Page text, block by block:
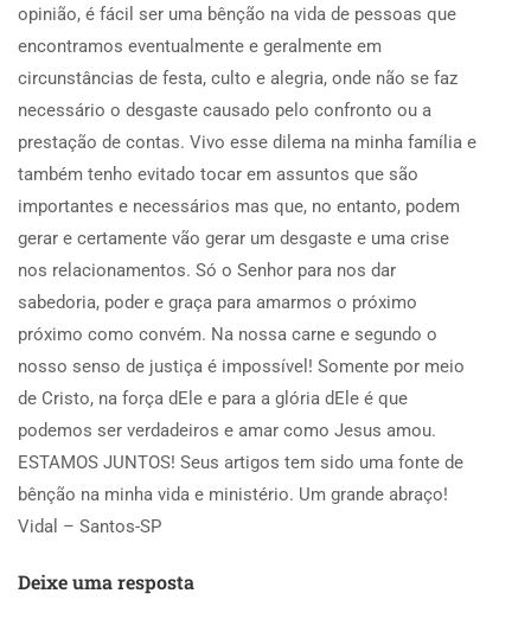
opinião, é fácil ser uma bênção na vida de pessoas que
encontramos eventualmente e geralmente em
circunstâncias de festa, culto e alegria, onde não se faz
necessário o desgaste causado pelo confronto ou a
prestação de contas. Vivo esse dilema na minha família e
também tenho evitado tocar em assuntos que são
importantes e necessários mas que, no entanto, podem
gerar e certamente vão gerar um desgaste e uma crise
nos relacionamentos. Só o Senhor para nos dar
sabedoria, poder e graça para amarmos o próximo
próximo como convém. Na nossa carne e segundo o
nosso senso de justiça é impossível! Somente por meio
de Cristo, na força dEle e para a glória dEle é que
podemos ser verdadeiros e amar como Jesus amou.
ESTAMOS JUNTOS! Seus artigos tem sido uma fonte de
bênção na minha vida e ministério. Um grande abraço!
Vidal – Santos-SP
Deixe uma resposta